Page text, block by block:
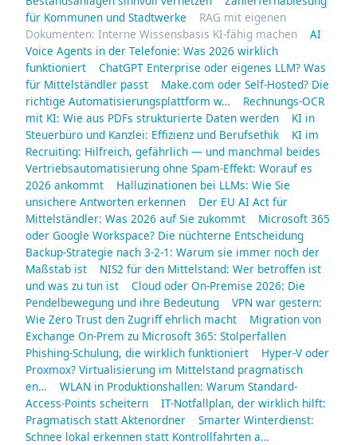
für Kommunen und Stadtwerke
RAG mit eigenen
Dokumenten: Interne Wissensbasis KI-fähig machen
AI
Voice Agents in der Telefonie: Was 2026 wirklich
funktioniert
ChatGPT Enterprise oder eigenes LLM? Was
für Mittelständler passt
Make.com oder Self-Hosted? Die
richtige Automatisierungsplattform w…
Rechnungs-OCR
mit KI: Wie aus PDFs strukturierte Daten werden
KI in
Steuerbüro und Kanzlei: Effizienz und Berufsethik
KI im
Recruiting: Hilfreich, gefährlich — und manchmal beides
Vertriebsautomatisierung ohne Spam-Effekt: Worauf es
2026 ankommt
Halluzinationen bei LLMs: Wie Sie
unsichere Antworten erkennen
Der EU AI Act für
Mittelständler: Was 2026 auf Sie zukommt
Microsoft 365
oder Google Workspace? Die nüchterne Entscheidung
Backup-Strategie nach 3-2-1: Warum sie immer noch der
Maßstab ist
NIS2 für den Mittelstand: Wer betroffen ist
und was zu tun ist
Cloud oder On-Premise 2026: Die
Pendelbewegung und ihre Bedeutung
VPN war gestern:
Wie Zero Trust den Zugriff ehrlich macht
Migration von
Exchange On-Prem zu Microsoft 365: Stolperfallen
Phishing-Schulung, die wirklich funktioniert
Hyper-V oder
Proxmox? Virtualisierung im Mittelstand pragmatisch
en…
WLAN in Produktionshallen: Warum Standard-
Access-Points scheitern
IT-Notfallplan, der wirklich hilft:
Pragmatisch statt Aktenordner
Smarter Winterdienst:
Schnee lokal erkennen statt Kontrollfahrten a…